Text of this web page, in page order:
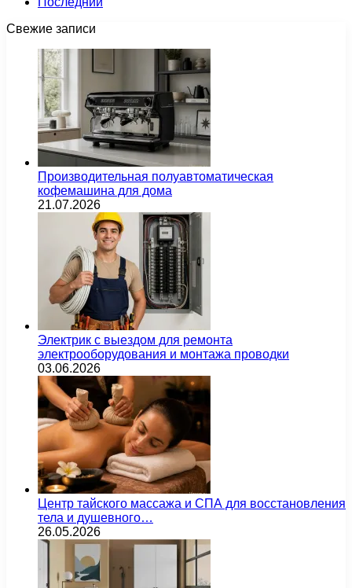
Свежие записи
Производительная полуавтоматическая
кофемашина для дома
21.07.2026
Электрик с выездом для ремонта
электрооборудования и монтажа проводки
03.06.2026
Центр тайского массажа и СПА для восстановления
тела и душевного…
26.05.2026